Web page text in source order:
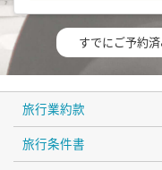
すでにご予約
旅行業約款
旅行条件書